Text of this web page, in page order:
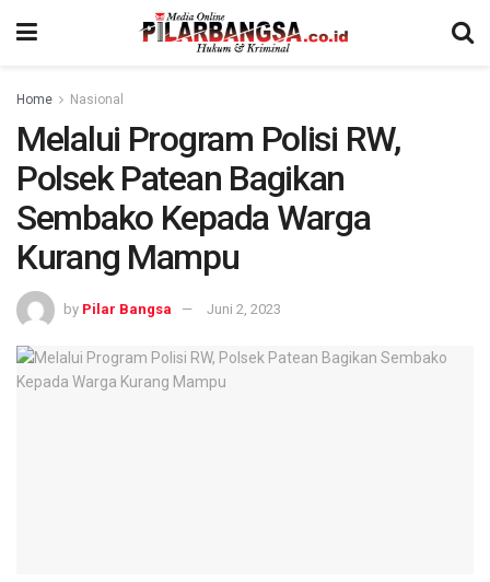
Home Nasional
Melalui Program Polisi RW,
Polsek Patean Bagikan
Sembako Kepada Warga
Kurang Mampu
by Pilar Bangsa Juni 2, 2023